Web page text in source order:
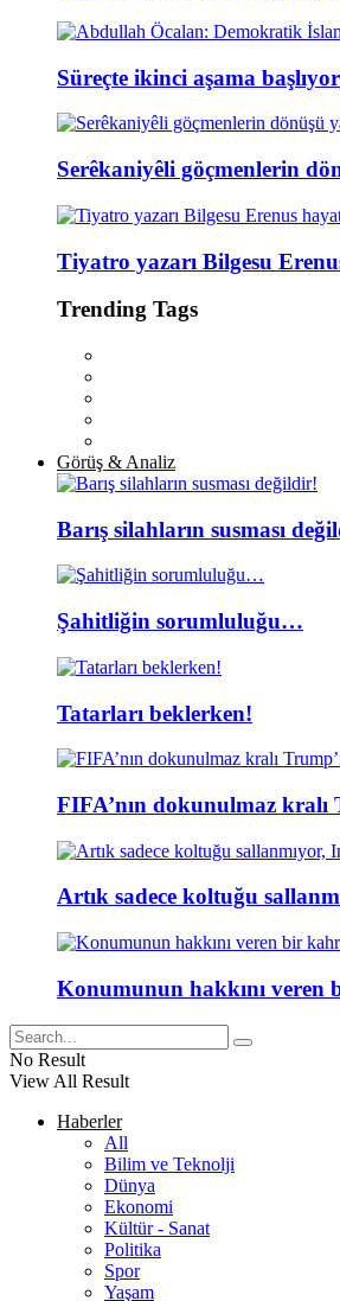
Süreçte ikinci aşama başlıyor
Serêkaniyêli göçmenlerin
Tiyatro yazarı Bilgesu
Trending Tags
Görüş & Analiz
Barış silahların susması
Şahitliğin sorumluluğu…
Tatarları beklerken!
FIFA’nın dokunulmaz kralı
Artık sadece koltuğu
Konumunun hakkını
No Result
View All Result
Haberler
All
Bilim ve Teknolji
Dünya
Ekonomi
Kültür - Sanat
Politika
Spor
Yaşam